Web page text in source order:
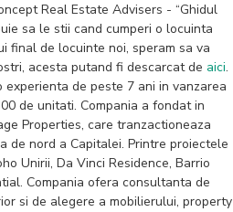
Real Estate Advisers - “Ghidul
sa le stii cand cumperi o locuinta
final de locuinte noi, speram sa va
acesta putand fi descarcat de aici.
experienta de peste 7 ani in vanzarea
de unitati. Compania a fondat in
Properties, care tranzactioneaza
de nord a Capitalei. Printre proiectele
Unirii, Da Vinci Residence, Barrio
Compania ofera consultanta de
si de alegere a mobilierului, property